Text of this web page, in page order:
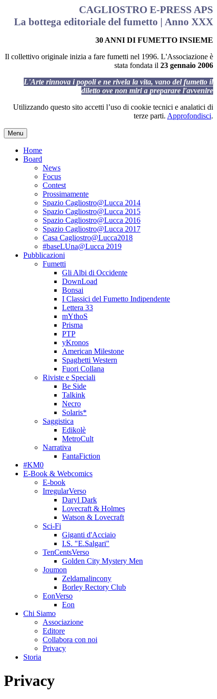
CAGLIOSTRO E-PRESS APS
La bottega editoriale del fumetto | Anno XXX
30 ANNI DI FUMETTO INSIEME
Il collettivo originale inizia a fare fumetti nel 1996. L'Associazione è
stata fondata il 23 gennaio 2006
L'Arte rinnova i popoli e ne rivela la vita, vano del fumetto il
diletto ove non miri a preparare l'avvenire
Utilizzando questo sito accetti l’uso di cookie tecnici e analatici di
terze parti. Approfondisci.
Menu
Home
Board
News
Focus
Contest
Prossimamente
Spazio Cagliostro@Lucca 2014
Spazio Cagliostro@Lucca 2015
Spazio Cagliostro@Lucca 2016
Spazio Cagliostro@Lucca 2017
Casa Cagliostro@Lucca2018
#baseLUna@Lucca 2019
Pubblicazioni
Fumetti
Gli Albi di Occidente
DownLoad
Bonsai
I Classici del Fumetto Indipendente
Lettera 33
mYthoS
Prisma
PTP
yKronos
American Milestone
Spaghetti Western
Fuori Collana
Riviste e Speciali
Be Side
Talkink
Necro
Solaris*
Saggistica
Edikolè
MetroCult
Narrativa
FantaFiction
#KM0
E-Book & Webcomics
E-book
IrregularVerso
Daryl Dark
Lovecraft & Holmes
Watson & Lovecraft
Sci-Fi
Giganti d'Acciaio
I.S. "E.Salgari"
TenCentsVerso
Golden City Mystery Men
Joumon
Zeldamalincony
Borley Rectory Club
EonVerso
Eon
Chi Siamo
Associazione
Editore
Collabora con noi
Privacy
Storia
Privacy